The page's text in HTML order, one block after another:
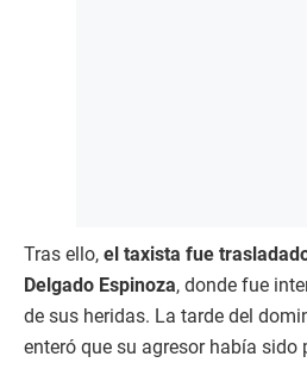
Tras ello, el taxista fue
Delgado Espinoza, donde fue
de sus heridas. La tarde del
enteró que su agresor había sido